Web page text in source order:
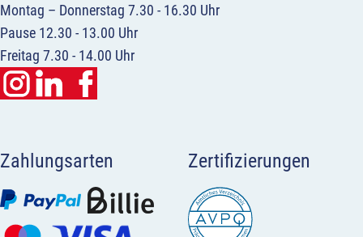
Montag – Donnerstag 7.30 - 16.30 Uhr
Pause 12.30 - 13.00 Uhr
Freitag 7.30 - 14.00 Uhr
Zahlungsarten Zertifizierungen